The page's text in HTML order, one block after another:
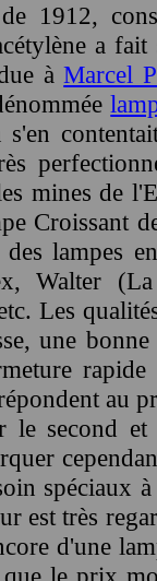
1912,
a
àMarcel
mines de
Croissant
des lampes
Walter
Les
une
au
le second
spéciaux
est très
d'une